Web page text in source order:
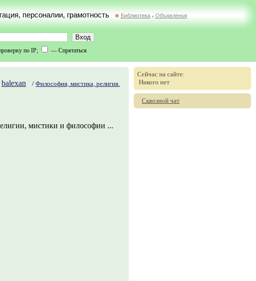
персоналии, грамотность Библиотека // Объявления
по IP; — Спрятаться
balexan / Философия, мистика, религия.
мистики и философии ...
Сейчас на сайте:
Никого нет
Сквозной чат